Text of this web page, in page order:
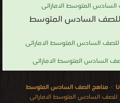
المتوسط الاماراتى
السادس المتوسط
للصف السادس المتوسط الاماراتى
السادس المتوسط الاماراتى
> مناهج الصف السادس المتوسط
السادس المتوسط الاماراتى